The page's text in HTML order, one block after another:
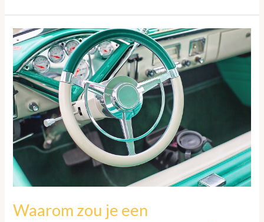
Waarom zou je een
Waarom
zou
je
een
oldtimerverzekering
nemen?